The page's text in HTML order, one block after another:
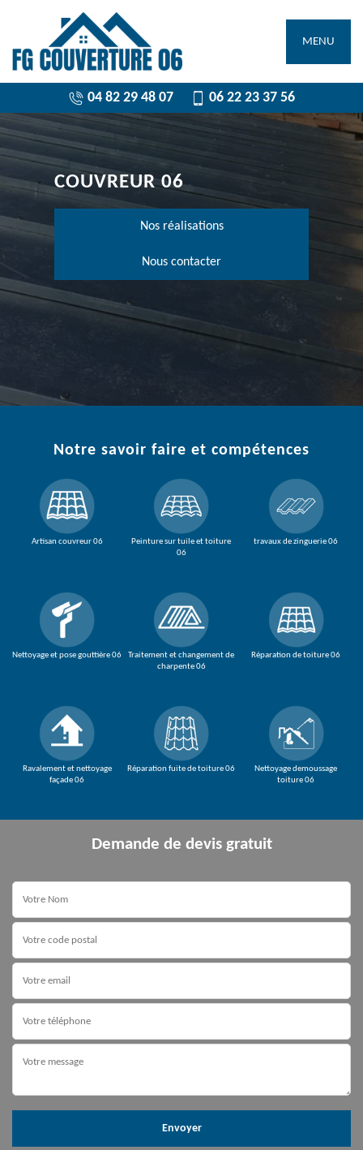
MENU
04 82 29 48 07 06 22 23 37 56
COUVREUR 06
Nos réalisations
Nous contacter
Notre savoir faire et compétences
Artisan couvreur 06
Nettoyage et pose gouttière 06
Ravalement et nettoyage
façade 06
Peinture sur tuile et toiture
06
Traitement et changement de
charpente 06
Réparation fuite de toiture 06
travaux de zinguerie 06
Réparation de toiture 06
Nettoyage demoussage
toiture 06
Demande de devis gratuit